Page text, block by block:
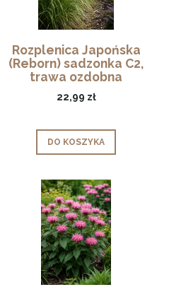
Rozplenica Japońska
(Reborn) sadzonka C2,
trawa ozdobna
22,99 zł
DO KOSZYKA